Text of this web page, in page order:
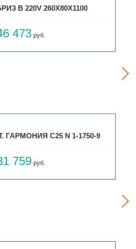
В 220V 260X80X1100
473 руб.
ГАРМОНИЯ С25 N 1-1750-9
759 руб.